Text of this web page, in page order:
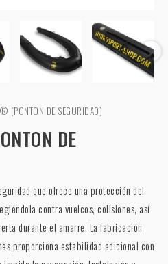
(PONTON DE SEGURIDAD)
DE
que ofrece una protección del
contra vuelcos, colisiones, así
durante el amarre. La fabricación
proporciona estabilidad adicional con